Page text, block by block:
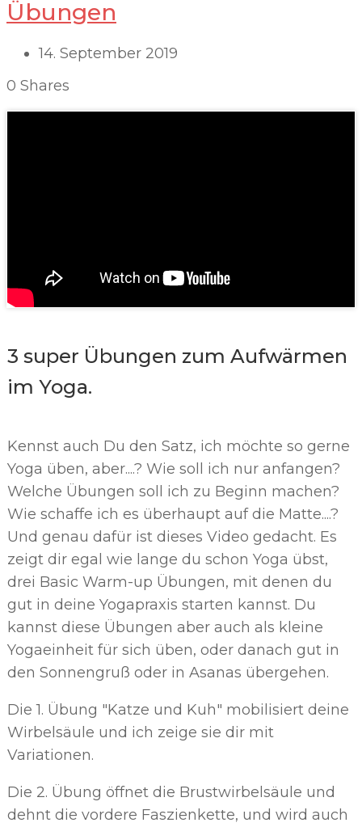
Übungen
14. September 2019
0 Shares
3 super Übungen zum Aufwärmen
im Yoga.
Kennst auch Du den Satz, ich möchte so gerne
Yoga üben, aber....? Wie soll ich nur anfangen?
Welche Übungen soll ich zu Beginn machen?
Wie schaffe ich es überhaupt auf die Matte....?
Und genau dafür ist dieses Video gedacht. Es
zeigt dir egal wie lange du schon Yoga übst,
drei Basic Warm-up Übungen, mit denen du
gut in deine Yogapraxis starten kannst. Du
kannst diese Übungen aber auch als kleine
Yogaeinheit für sich üben, oder danach gut in
den Sonnengruß oder in Asanas übergehen.
Die 1. Übung "Katze und Kuh" mobilisiert deine
Wirbelsäule und ich zeige sie dir mit
Variationen.
Die 2. Übung öffnet die Brustwirbelsäule und
dehnt die vordere Faszienkette, und wird auch